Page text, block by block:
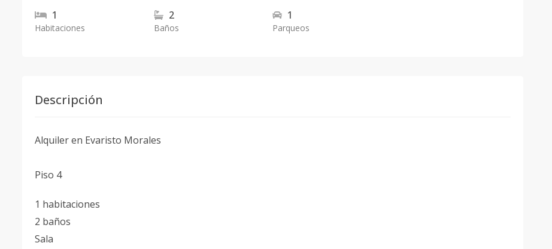
1
Habitaciones
2
Baños
1
Parqueos
Descripción
Alquiler en Evaristo Morales
Piso 4
1 habitaciones
2 baños
Sala